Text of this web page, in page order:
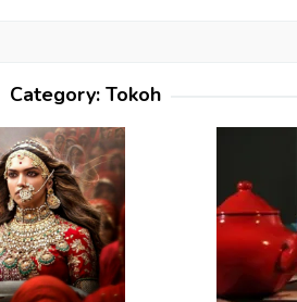
Category: Tokoh